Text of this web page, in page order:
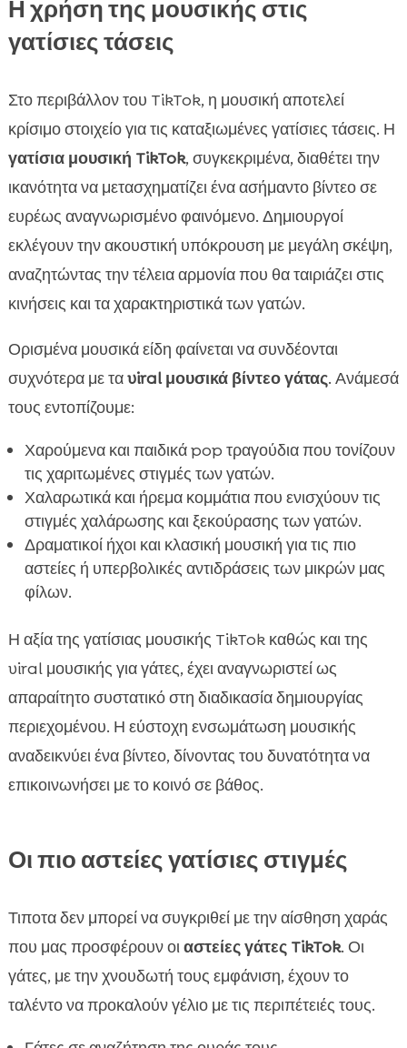
Η χρήση της μουσικής στις
γατίσιες τάσεις
Στο περιβάλλον του TikTok, η μουσική αποτελεί
κρίσιμο στοιχείο για τις καταξιωμένες γατίσιες τάσεις. Η
γατίσια μουσική TikTok, συγκεκριμένα, διαθέτει την
ικανότητα να μετασχηματίζει ένα ασήμαντο βίντεο σε
ευρέως αναγνωρισμένο φαινόμενο. Δημιουργοί
εκλέγουν την ακουστική υπόκρουση με μεγάλη σκέψη,
αναζητώντας την τέλεια αρμονία που θα ταιριάζει στις
κινήσεις και τα χαρακτηριστικά των γατών.
Ορισμένα μουσικά είδη φαίνεται να συνδέονται
συχνότερα με ταviral μουσικά βίντεο γάτας. Ανάμεσά
τους εντοπίζουμε:
Χαρούμενα και παιδικά pop τραγούδια που τονίζουν
τις χαριτωμένες στιγμές των γατών.
Χαλαρωτικά και ήρεμα κομμάτια που ενισχύουν τις
στιγμές χαλάρωσης και ξεκούρασης των γατών.
Δραματικοί ήχοι και κλασική μουσική για τις πιο
αστείες ή υπερβολικές αντιδράσεις των μικρών μας
φίλων.
Η αξία της γατίσιας μουσικής TikTok καθώς και της
viral μουσικής για γάτες, έχει αναγνωριστεί ως
απαραίτητο συστατικό στη διαδικασία δημιουργίας
περιεχομένου. Η εύστοχη ενσωμάτωση μουσικής
αναδεικνύει ένα βίντεο, δίνοντας του δυνατότητα να
επικοινωνήσει με το κοινό σε βάθος.
Οι πιο αστείες γατίσιες στιγμές
Τιποτα δεν μπορεί να συγκριθεί με την αίσθηση χαράς
που μας προσφέρουν οιαστείες γάτες TikTok. Οι
γάτες, με την χνουδωτή τους εμφάνιση, έχουν το
ταλέντο να προκαλούν γέλιο με τις περιπέτειές τους.